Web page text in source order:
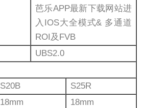
芭乐APP最新下载网站进
入IOS大全模式& 多通道
ROI及FVB
UBS2.0
S20B
S25R
18mm
18mm